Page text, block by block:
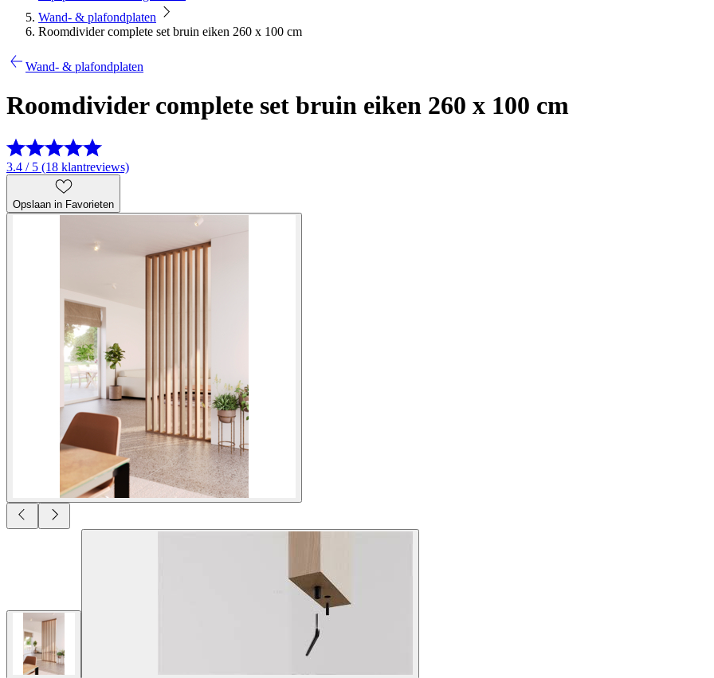
Wand- & plafondplaten
Roomdivider complete set bruin eiken 260 x 100 cm
Wand- & plafondplaten
Roomdivider complete set bruin eiken 260 x 100 cm
3.4 / 5 (18 klantreviews)
Opslaan in Favorieten